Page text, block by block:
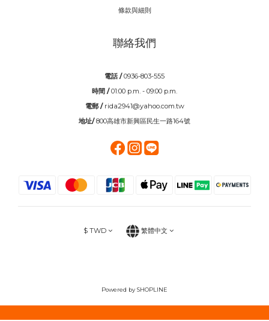
條款與細則
聯絡我們
電話 /0936-803-555
時間 /01:00 p.m. - 09:00 p.m.
電郵 / rida2941@yahoo.com.tw
地址/800高雄市新興區民生一路164號
$ TWD 繁體中文
Powered by SHOPLINE